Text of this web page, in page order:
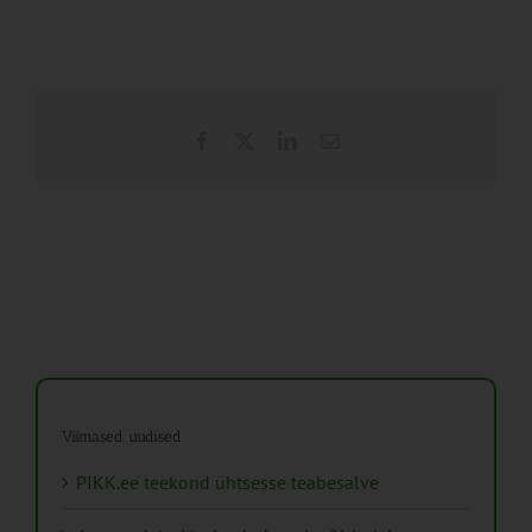
Viimased uudised
PIKK.ee teekond ühtsesse teabesalve